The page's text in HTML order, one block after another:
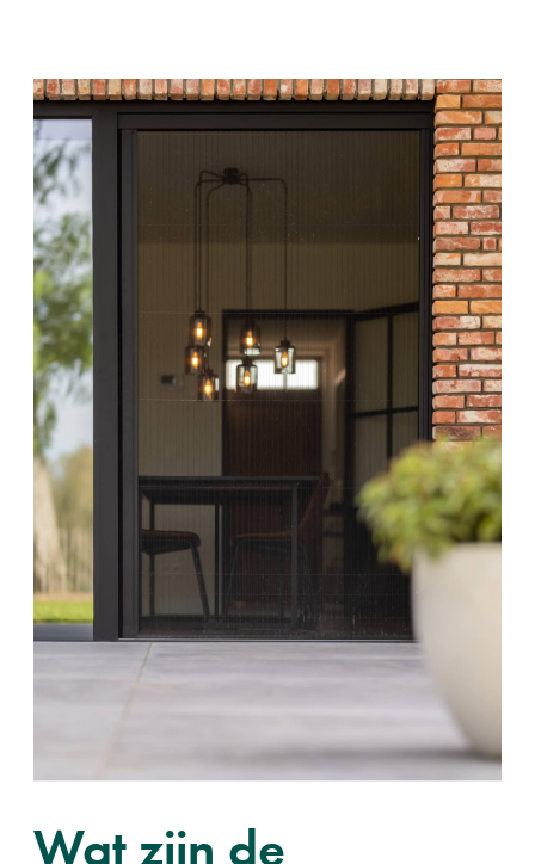
Wat zijn de